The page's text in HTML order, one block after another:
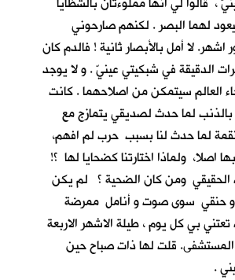
لهما البصر . لكنهم صارحوني
اشهر. لا أمل بالأبصار ثانية ! فالدم كان
الدقيقة في شبكيتي عينيّ . و لا يوجد
العالم سيتمكن من اصلاحهما . كانت
لما حدث لصديقي يتمازج مع
لما حدث لنا بسبب حرب لم افهم،
اصلا، ولماذا اختارتنا كضحايا لها ؟!
ومن كان الضحية ؟ لم يكن
حنقي سوى صوت و أنامل ممرضة
بي كل يوم ، طيلة الاشهر الاربعة
قلت لها ذات صباح حين
.